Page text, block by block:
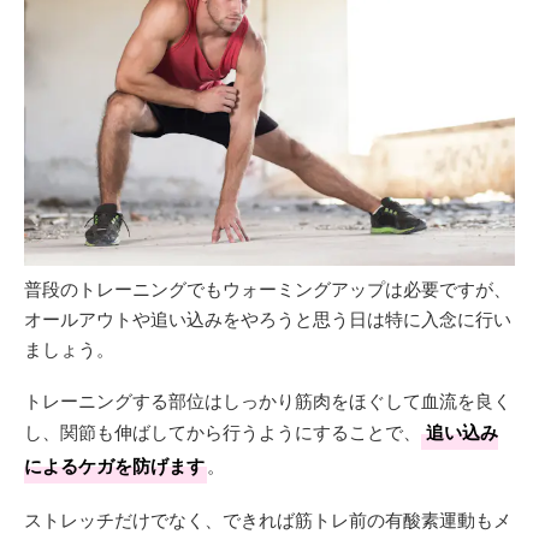
普段のトレーニングでもウォーミングアップは必要ですが、
オールアウトや追い込みをやろうと思う日は特に入念に行い
ましょう。
トレーニングする部位はしっかり筋肉をほぐして血流を良く
し、関節も伸ばしてから行うようにすることで、
追い込み
によるケガを防げます。
ストレッチだけでなく、できれば筋トレ前の有酸素運動もメ